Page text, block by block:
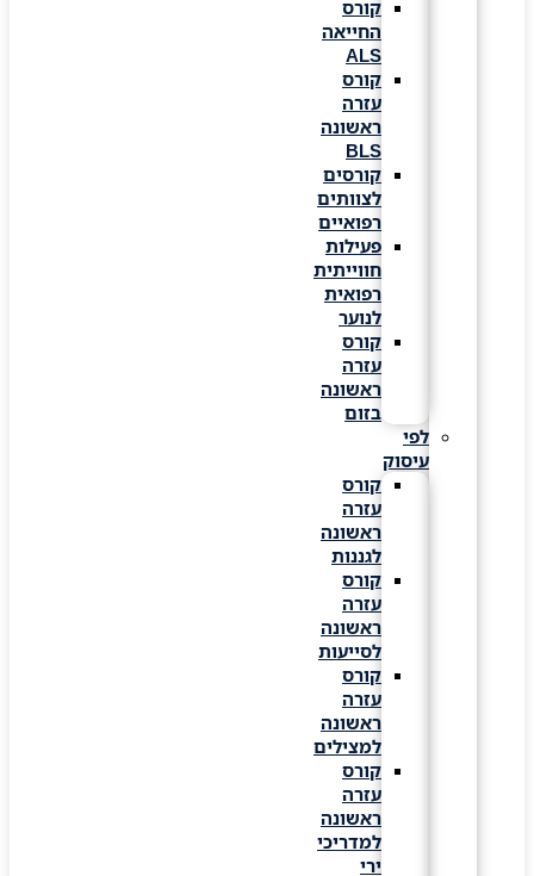
קורס
החייאה
קורס
עזרה
ראשונה
קורסים
לצוותים
רפואיים
פעילות
חווייתית
רפואית
לנוער
קורס
עזרה
ראשונה
לפי
עיסוק
קורס
עזרה
ראשונה
לגננות
קורס
עזרה
ראשונה
לסייעות
קורס
עזרה
ראשונה
למצילים
קורס
עזרה
ראשונה
למדריכי